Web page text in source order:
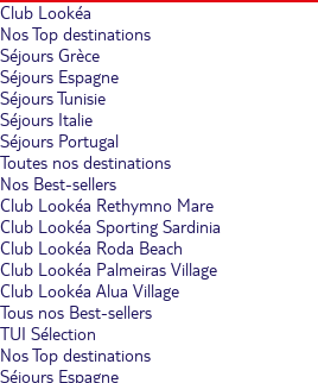
Club Lookéa
Nos Top destinations
Séjours Grèce
Séjours Espagne
Séjours Tunisie
Séjours Italie
Séjours Portugal
Toutes nos destinations
Nos Best-sellers
Club Lookéa Rethymno Mare
Club Lookéa Sporting Sardinia
Club Lookéa Roda Beach
Club Lookéa Palmeiras Village
Club Lookéa Alua Village
Tous nos Best-sellers
TUI Sélection
Nos Top destinations
Séjours Espagne